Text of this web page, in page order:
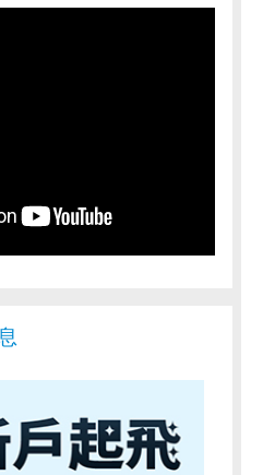
PRO」，重新定義行動投資